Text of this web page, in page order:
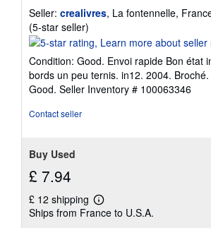
Seller: crealivres, La fontennelle,
(5-star seller)
rating
out
of
5
Condition: Good. Envoi rapide Bon état
bords un peu ternis. in12. 2004.
Good. Seller Inventory # 100063346
Contact seller
Buy Used
£ 7.94
£ 12 shipping
Learn
more
Ships from France to U.S.A.